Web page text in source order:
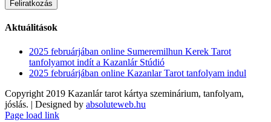
Aktuálitások
2025 februárjában online Sumeremilhun Kerek Tarot
tanfolyamot indít a Kazanlár Stúdió
2025 februárjában online Kazanlar Tarot tanfolyam indul
Copyright 2019 Kazanlár tarot kártya szeminárium, tanfolyam,
jóslás. | Designed by absoluteweb.hu
Facebook
YouTube
Page load link